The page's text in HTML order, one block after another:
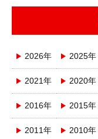
2026年 2025年
2021年 2020年
2016年 2015年
2011年 2010年